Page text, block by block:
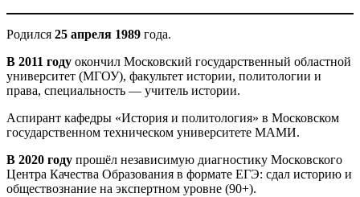
Родился 25 апреля 1989 года.
В 2011 году окончил Московский государственный областной
университет (МГОУ), факультет истории, политологии и
права, специальность — учитель истории.
Аспирант кафедры «История и политология» в Московском
государственном техническом университете МАМИ.
В 2020 году прошёл независимую диагностику Московского
Центра Качества Образования в формате ЕГЭ: сдал историю и
обществознание на экспертном уровне (90+).